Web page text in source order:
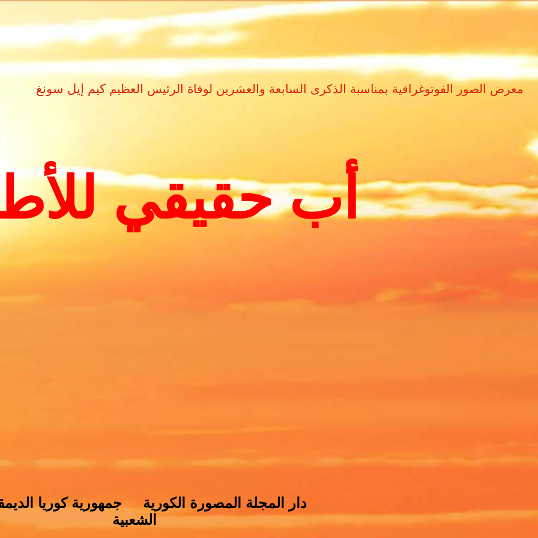
معرض الصور الفوتوغرافية بمناسبة الذكرى السابعة والعشرين لوفاة الرئيس العظيمكيم إيل سونغ
أب حقيقي
دار المجلة المصورة الكورية جمهورية كوريا
الشعبية